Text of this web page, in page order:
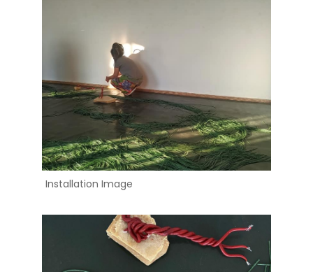
Installation Image